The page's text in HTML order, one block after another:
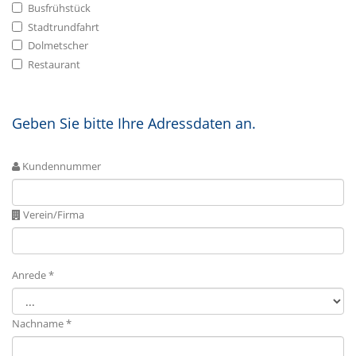
Busfrühstück
Stadtrundfahrt
Dolmetscher
Restaurant
Geben Sie bitte Ihre Adressdaten an.
Kundennummer
Verein/Firma
Anrede *
Nachname *